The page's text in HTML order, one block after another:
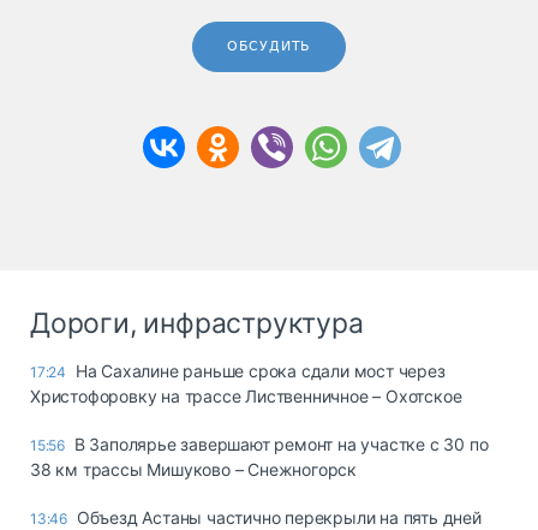
ОБСУДИТЬ
Дороги, инфраструктура
17:24
На Сахалине раньше срока сдали мост через
Христофоровку на трассе Лиственничное – Охотское
15:56 В Заполярье завершают ремонт на участке с 30 по
38 км трассы Мишуково – Снежногорск
13:46 Объезд Астаны частично перекрыли на пять дней